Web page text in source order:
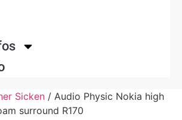
Sicken / Audio Physic Nokia high
surround R170